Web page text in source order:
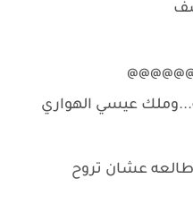
عيسي الهواري
عشان تروح